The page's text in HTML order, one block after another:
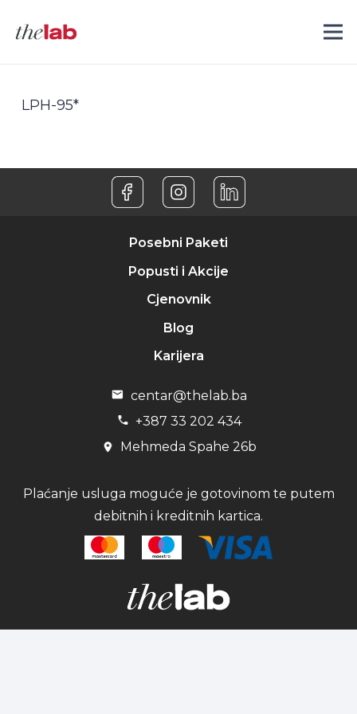
LPH-95*
Posebni Paketi
Popusti i Akcije
Cjenovnik
Blog
Karijera
centar@thelab.ba
+387 33 202 434
Mehmeda Spahe 26b
Plaćanje usluga moguće je gotovinom te putem
debitnih i kreditnih kartica.